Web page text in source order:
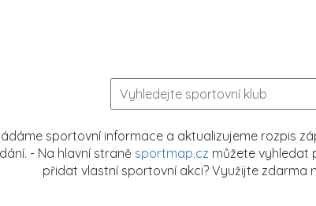
sportovní informace a aktualizujeme rozpis
- Na hlavní straně sportmap.cz můžete vyhledat
přidat vlastní sportovní akci? Využijte zdarma